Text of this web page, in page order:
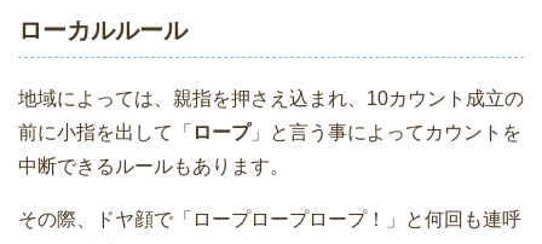
ローカルルール
地域によっては、親指を押さえ込まれ、10カウント成立の
前に小指を出して「 ロープ」と言う事によってカウントを
中断できるルールもあります。
その際、ドヤ顔で「ロープロープロープ！」と何回も連呼